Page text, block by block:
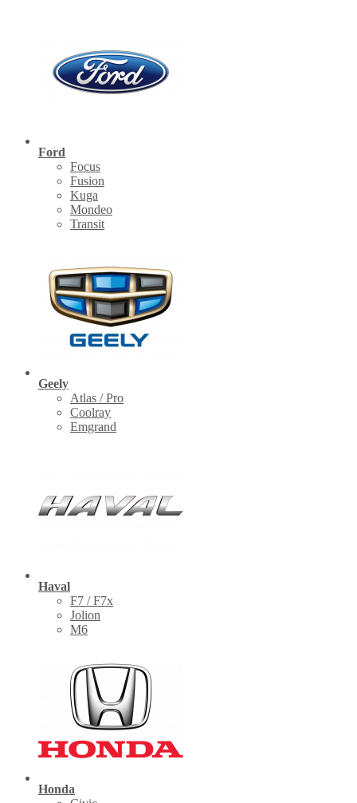
Ford
Focus
Fusion
Kuga
Mondeo
Transit
Geely
Atlas / Pro
Coolray
Emgrand
Haval
F7 / F7x
Jolion
M6
Honda